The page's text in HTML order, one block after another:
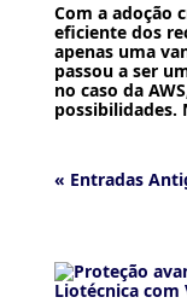
Com a adoção
eficiente dos
apenas uma
passou a ser
no caso da
possibilidades.
« Entradas